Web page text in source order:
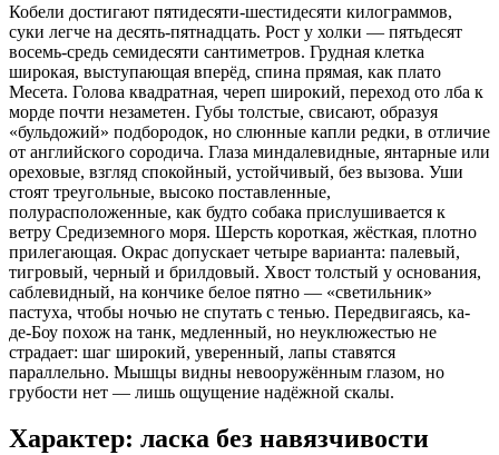
Кобели достигают пятидесяти-шестидесяти килограммов,
суки легче на десять-пятнадцать. Рост у холки — пятьдесят
восемь-средь семидесяти сантиметров. Грудная клетка
широкая, выступающая вперёд, спина прямая, как плато
Месета. Голова квадратная, череп широкий, переход ото лба к
морде почти незаметен. Губы толстые, свисают, образуя
«бульдожий» подбородок, но слюнные капли редки, в отличие
от английского сородича. Глаза миндалевидные, янтарные или
ореховые, взгляд спокойный, устойчивый, без вызова. Уши
стоят треугольные, высоко поставленные,
полурасположенные, как будто собака прислушивается к
ветру Средиземного моря. Шерсть короткая, жёсткая, плотно
прилегающая. Окрас допускает четыре варианта: палевый,
тигровый, черный и брилдовый. Хвост толстый у основания,
саблевидный, на кончике белое пятно — «светильник»
пастуха, чтобы ночью не спутать с тенью. Передвигаясь, ка-
де-Боу похож на танк, медленный, но неуклюжестью не
страдает: шаг широкий, уверенный, лапы ставятся
параллельно. Мышцы видны невооружённым глазом, но
грубости нет — лишь ощущение надёжной скалы.
Характер: ласка без навязчивости